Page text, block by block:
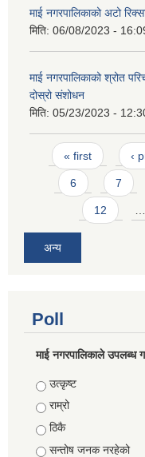
माई नगरपालिकाको अटो
मिति: 06/08/2023 -
माई नगरपालिकाको श्रोत
दोस्रो संशोधन
मिति: 05/23/2023 -
Pages
« first ‹
6 7
12 …
अन्य
Poll
माई नगरपालिकाले उपलब्ध
Choices
उत्कृष्ट
राम्रो
ठिकै
सन्तोष जनक नरहेको